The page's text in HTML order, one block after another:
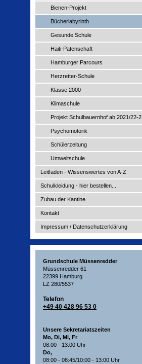
Bienen-Projekt
Bücherlabyrinth
Gesunde Schule
Haiti-Patenschaft
Hamburger Parcours
Herzretter-Schule
Klasse 2000
Klimaschule
Projekt Schulbauernhof ab 2021/22-2
Psychomotorik
Schülerzeitung
Umweltschule
Leitfaden - Wissenswertes von A-Z
Schulkleidung - hier bestellen...
Zubau der Kantine
Kontakt
Impressum / Datenschutzerklärung
Grundschule Müssenredder
Müssenredder 61
22399 Hamburg
LZ 280/5537
Telefon
+49 40 428 96 53 0
Unsere Sekretariatszeiten
Mo, Di, Mi, Fr
08:00 - 13:00 Uhr
Do,
08:00 - 08:45/10:00 - 13:00 Uhr